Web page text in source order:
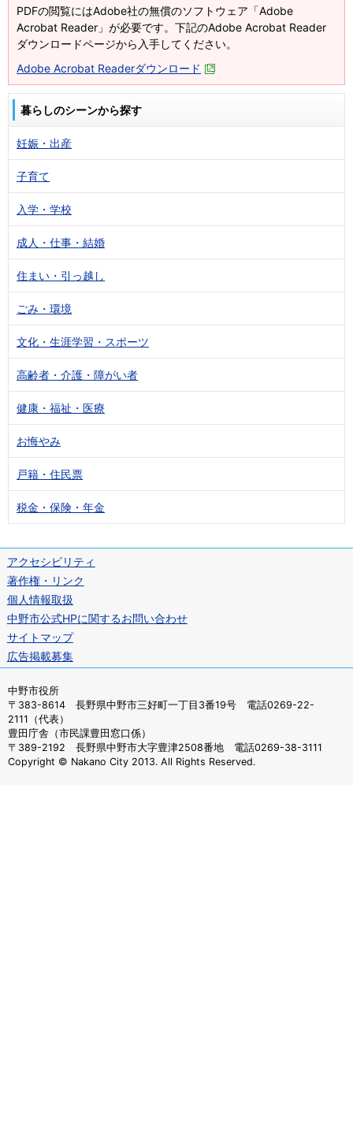
PDFの閲覧にはAdobe社の無償のソフトウェア「Adobe
Acrobat Reader」が必要です。下記のAdobe Acrobat Reader
ダウンロードページから入手してください。
Adobe Acrobat Readerダウンロード
暮らしのシーンから探す
妊娠・出産
子育て
入学・学校
成人・仕事・結婚
住まい・引っ越し
ごみ・環境
文化・生涯学習・スポーツ
高齢者・介護・障がい者
健康・福祉・医療
お悔やみ
戸籍・住民票
税金・保険・年金
アクセシビリティ
著作権・リンク
個人情報取扱
中野市公式HPに関するお問い合わせ
サイトマップ
広告掲載募集
中野市役所
〒383-8614 長野県中野市三好町一丁目3番19号 電話0269-22-
2111（代表）
豊田庁舎（市民課豊田窓口係）
〒389-2192 長野県中野市大字豊津2508番地 電話0269-38-3111
Copyright © Nakano City 2013. All Rights Reserved.